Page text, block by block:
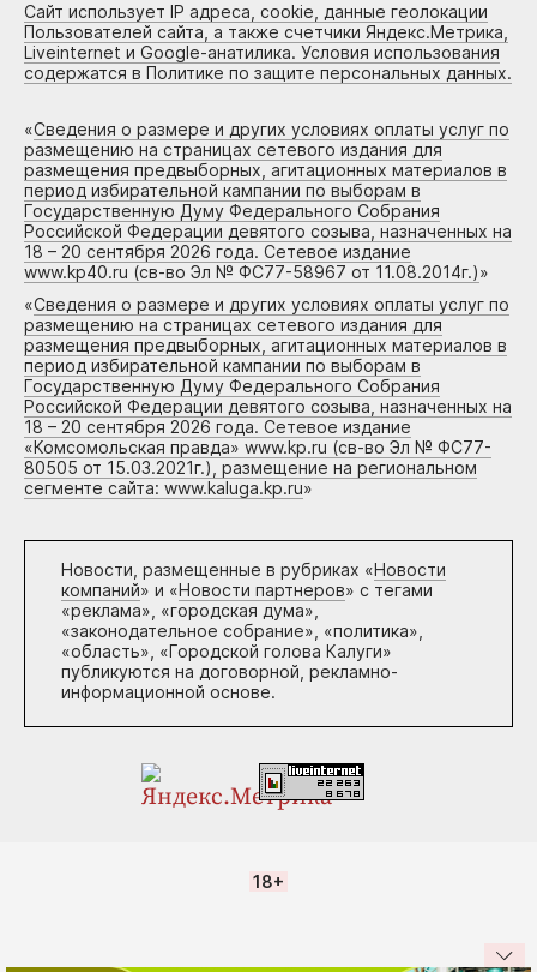
Сайт использует IP адреса, cookie, данные геолокации
Пользователей сайта, а также счетчики Яндекс.Метрика,
Liveinternet и Google-анатилика. Условия использования
содержатся в Политике по защите персональных данных.
«Сведения о размере и других условиях оплаты услуг по
размещению на страницах сетевого издания для
размещения предвыборных, агитационных материалов в
период избирательной кампании по выборам в
Государственную Думу Федерального Собрания
Российской Федерации девятого созыва, назначенных на
18 – 20 сентября 2026 года. Сетевое издание
www.kp40.ru (св-во Эл № ФС77-58967 от 11.08.2014г.)»
«Сведения о размере и других условиях оплаты услуг по
размещению на страницах сетевого издания для
размещения предвыборных, агитационных материалов в
период избирательной кампании по выборам в
Государственную Думу Федерального Собрания
Российской Федерации девятого созыва, назначенных на
18 – 20 сентября 2026 года. Сетевое издание
«Комсомольская правда» www.kp.ru (св-во Эл № ФС77-
80505 от 15.03.2021г.), размещение на региональном
сегменте сайта: www.kaluga.kp.ru»
Новости, размещенные в рубриках «Новости
компаний» и «Новости партнеров» с тегами
«реклама», «городская дума»,
«законодательное собрание», «политика»,
«область», «Городской голова Калуги»
публикуются на договорной, рекламно-
информационной основе.
18+